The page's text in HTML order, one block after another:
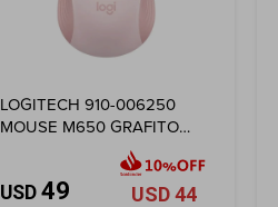
LOGITECH 910-006250
MOUSE M650 GRAFITO
USD 49 USD44